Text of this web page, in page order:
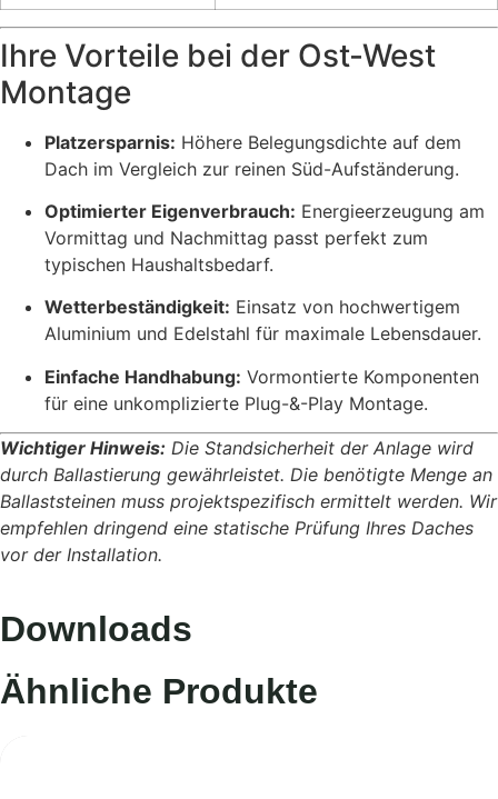
Ihre Vorteile bei der Ost-West
Montage
Platzersparnis: Höhere Belegungsdichte auf dem
Dach im Vergleich zur reinen Süd-Aufständerung.
Optimierter Eigenverbrauch: Energieerzeugung am
Vormittag und Nachmittag passt perfekt zum
typischen Haushaltsbedarf.
Wetterbeständigkeit: Einsatz von hochwertigem
Aluminium und Edelstahl für maximale Lebensdauer.
Einfache Handhabung: Vormontierte Komponenten
für eine unkomplizierte Plug-&-Play Montage.
Wichtiger Hinweis: Die Standsicherheit der Anlage wird
durch Ballastierung gewährleistet. Die benötigte Menge an
Ballaststeinen muss projektspezifisch ermittelt werden. Wir
empfehlen dringend eine statische Prüfung Ihres Daches
vor der Installation.
Downloads
Ähnliche Produkte